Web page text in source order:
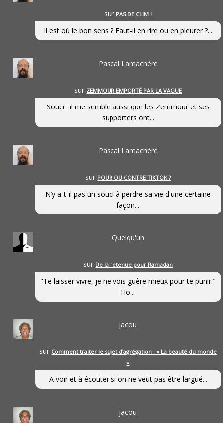
sur PAS DE CLIM !
Il est où le bon sens ? Faut-il en rire ou en pleurer ?...
Pascal Lamachère
sur ZEMMOUR EMPORTÉ PAR LA VAGUE
Souci : il me semble aussi que les Zemmour et ses
supporters ont...
Pascal Lamachère
sur POUR OU CONTRE TIKTOK ?
N’y a-t-il pas un souci à perdre sa vie d'une certaine
façon...
Quelqu'un
sur De la retenue pour Ramadan
"Te laisser vivre, je ne vois guère mieux pour te punir."
Ho...
jacou
sur Comment traiter le sujet d’agrégation : « La beauté du monde
»
A voir et à écouter si on ne veut pas être largué...
jacou